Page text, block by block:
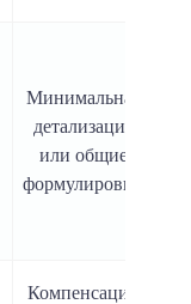
Минимальная
детализация
или общие
формулировки
Компенсации